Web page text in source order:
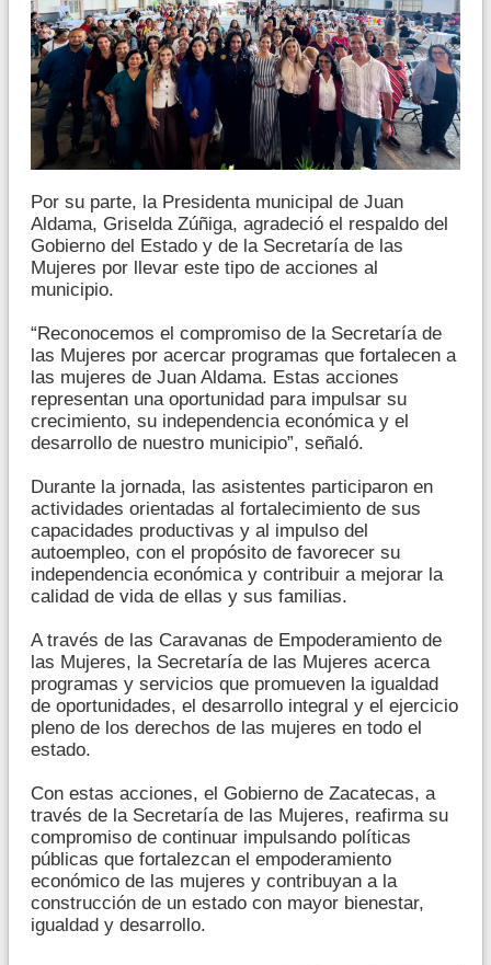
Por su parte, la Presidenta municipal de Juan
Aldama, Griselda Zúñiga, agradeció el respaldo del
Gobierno del Estado y de la Secretaría de las
Mujeres por llevar este tipo de acciones al
municipio.
“Reconocemos el compromiso de la Secretaría de
las Mujeres por acercar programas que fortalecen a
las mujeres de Juan Aldama. Estas acciones
representan una oportunidad para impulsar su
crecimiento, su independencia económica y el
desarrollo de nuestro municipio”, señaló.
Durante la jornada, las asistentes participaron en
actividades orientadas al fortalecimiento de sus
capacidades productivas y al impulso del
autoempleo, con el propósito de favorecer su
independencia económica y contribuir a mejorar la
calidad de vida de ellas y sus familias.
A través de las Caravanas de Empoderamiento de
las Mujeres, la Secretaría de las Mujeres acerca
programas y servicios que promueven la igualdad
de oportunidades, el desarrollo integral y el ejercicio
pleno de los derechos de las mujeres en todo el
estado.
Con estas acciones, el Gobierno de Zacatecas, a
través de la Secretaría de las Mujeres, reafirma su
compromiso de continuar impulsando políticas
públicas que fortalezcan el empoderamiento
económico de las mujeres y contribuyan a la
construcción de un estado con mayor bienestar,
igualdad y desarrollo.